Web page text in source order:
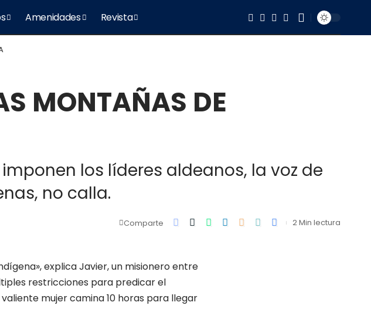
Amenidades Revista
MONTAÑAS DE
los líderes aldeanos, la voz de
no calla.
Comparte 2 Min lectura
explica Javier, un misionero entre
restricciones para predicar el
mujer camina 10 horas para llegar